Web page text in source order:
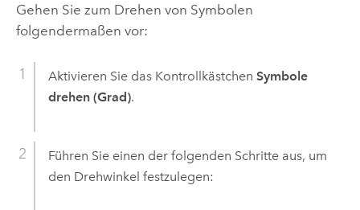
Gehen Sie zum Drehen von Symbolen
folgendermaßen vor:
Aktivieren Sie das Kontrollkästchen Symbole
drehen (Grad).
Führen Sie einen der folgenden Schritte aus, um
den Drehwinkel festzulegen: